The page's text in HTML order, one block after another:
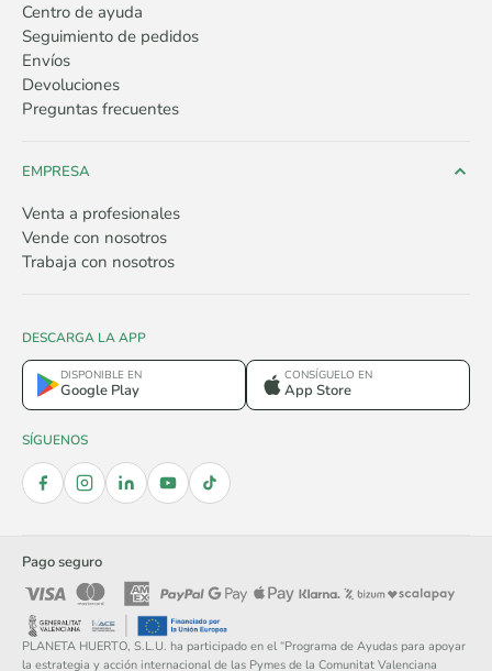
Centro de ayuda
Seguimiento de pedidos
Envíos
Devoluciones
Preguntas frecuentes
EMPRESA
Venta a profesionales
Vende con nosotros
Trabaja con nosotros
DESCARGA LA APP
DISPONIBLE EN
Google Play
CONSÍGUELO EN
App Store
SÍGUENOS
Pago seguro
PLANETA HUERTO, S.L.U. ha participado en el “Programa de Ayudas para apoyar
la estrategia y acción internacional de las Pymes de la Comunitat Valenciana